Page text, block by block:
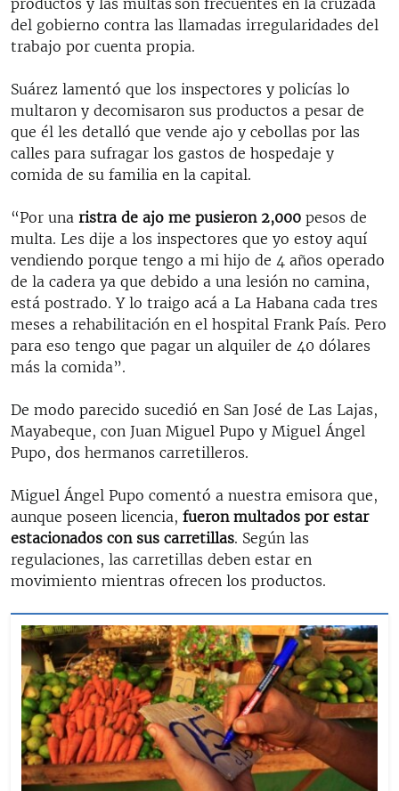
del gobierno contra las llamadas irregularidades del
trabajo por cuenta propia.
Suárez lamentó que los inspectores y policías lo
multaron y decomisaron sus productos a pesar de
que él les detalló que vende ajo y cebollas por las
calles para sufragar los gastos de hospedaje y
comida de su familia en la capital.
“Por una ristra de ajo me pusieron 2,000 pesos de
multa. Les dije a los inspectores que yo estoy aquí
vendiendo porque tengo a mi hijo de 4 años operado
de la cadera ya que debido a una lesión no camina,
está postrado. Y lo traigo acá a La Habana cada tres
meses a rehabilitación en el hospital Frank País. Pero
para eso tengo que pagar un alquiler de 40 dólares
más la comida”.
De modo parecido sucedió en San José de Las Lajas,
Mayabeque, con Juan Miguel Pupo y Miguel Ángel
Pupo, dos hermanos carretilleros.
Miguel Ángel Pupo comentó a nuestra emisora que,
aunque poseen licencia, fueron multados por estar
estacionados con sus carretillas. Según las
regulaciones, las carretillas deben estar en
movimiento mientras ofrecen los productos.